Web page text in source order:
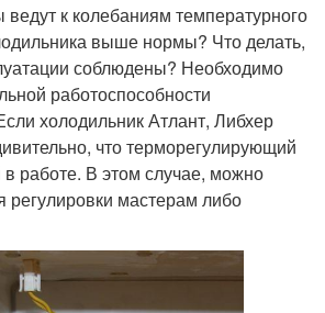
к колебаниям температурного
выше нормы? Что делать,
соблюдены? Необходимо
работоспособности
холодильник Атлант, Либхер
что терморегулирующий
работе. В этом случае, можно
регулировки мастерам либо